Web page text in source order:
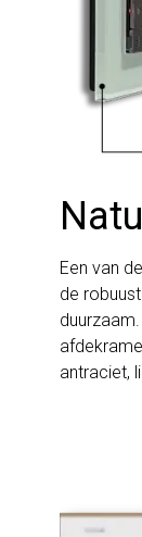
Een van
de
antraciet,